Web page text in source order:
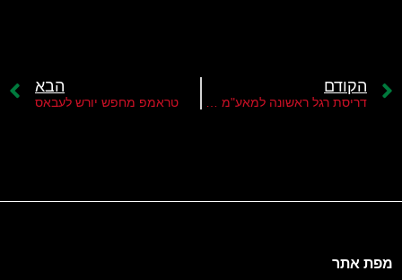
הקודם הבא
טראמפ מחפש יורש לעבאס
מפת אתר